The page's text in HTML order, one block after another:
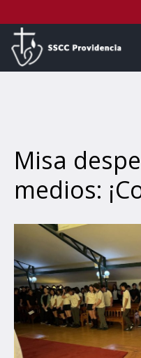
Misa
medios: